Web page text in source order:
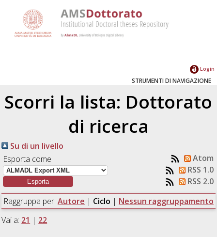
Login
STRUMENTI DI NAVIGAZIONE
Scorri la lista: Dottorato
di ricerca
Su di un livello
Esporta come
Atom
RSS 1.0
RSS 2.0
Raggruppa per: Autore | Ciclo | Nessun raggruppamento
Vai a: 21 | 22